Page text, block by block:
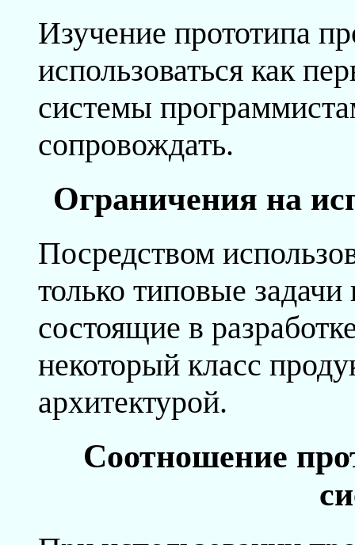
Изучение прототипа
использоваться как
системы
сопровождать.
Ограничения на
Посредством
только типовые
состоящие в
некоторый класс
архитектурой.
Соотношение